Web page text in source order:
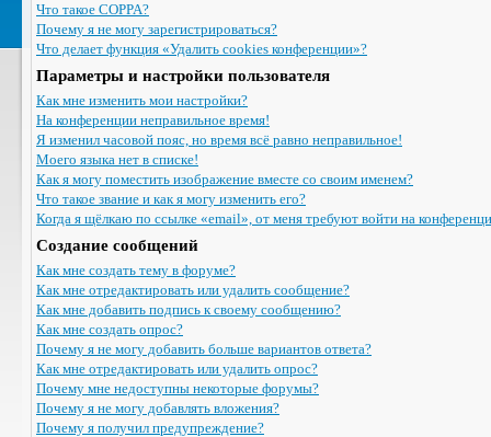
Что такое COPPA?
Почему я не могу зарегистрироваться?
Что делает функция «Удалить cookies конференции»?
Параметры и настройки пользователя
Как мне изменить мои настройки?
На конференции неправильное время!
Я изменил часовой пояс, но время всё равно неправильное!
Моего языка нет в списке!
Как я могу поместить изображение вместе со своим именем?
Что такое звание и как я могу изменить его?
Когда я щёлкаю по ссылке «email», от меня требуют войти на
Создание сообщений
Как мне создать тему в форуме?
Как мне отредактировать или удалить сообщение?
Как мне добавить подпись к своему сообщению?
Как мне создать опрос?
Почему я не могу добавить больше вариантов ответа?
Как мне отредактировать или удалить опрос?
Почему мне недоступны некоторые форумы?
Почему я не могу добавлять вложения?
Почему я получил предупреждение?